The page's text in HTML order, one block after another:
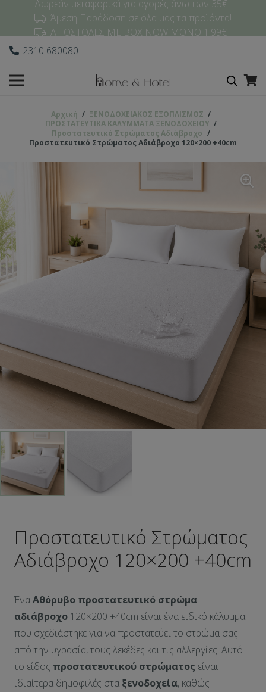
Δωρεάν μεταφορικά για αγορές άνω των 35€
Άμεση Παράδοση σε όλα μας τα προϊόντα!
ΑΠΟΣΤΟΛΕΣ ΜΕ BOX NOW ΜΟΝΟ 1,99€
2310 680080
Αρχική / ΞΕΝΟΔΟΧΕΙΑΚΟΣ ΕΞΟΠΛΙΣΜΟΣ /
ΠΡΟΣΤΑΤΕΥΤΙΚΑ ΚΑΛΥΜΜΑΤΑ ΞΕΝΟΔΟΧΕΙΟΥ /
Προστατευτικό Στρώματος Αδιάβροχο /
Προστατευτικό Στρώματος Αδιάβροχο 120×200 +40cm
Προστατευτικό Στρώματος
Αδιάβροχο 120×200 +40cm
ΈναΑθόρυβο προστατευτικό στρώμα
αδιάβροχο 120×200 +40cm είναι ένα ειδικό κάλυμμα
που σχεδιάστηκε για να προστατεύει το στρώμα σας
από την υγρασία, τους λεκέδες και τις αλλεργίες. Αυτό
το είδος προστατευτικού στρώματος είναι
ιδιαίτερα δημοφιλές στα ξενοδοχεία, καθώς